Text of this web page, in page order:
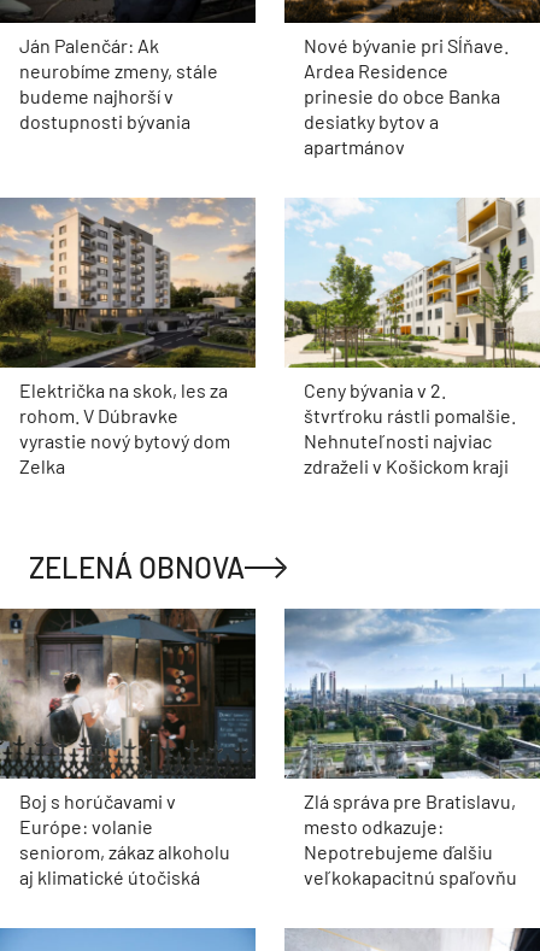
Ján Palenčár: Ak
neurobíme zmeny, stále
budeme najhorší v
dostupnosti bývania
Nové bývanie pri Sĺňave.
Ardea Residence
prinesie do obce Banka
desiatky bytov a
apartmánov
Električka na skok, les za
rohom. V Dúbravke
vyrastie nový bytový dom
Zelka
Ceny bývania v 2.
štvrťroku rástli pomalšie.
Nehnuteľnosti najviac
zdraželi v Košickom kraji
ZELENÁ OBNOVA
Boj s horúčavami v
Európe: volanie
seniorom, zákaz alkoholu
aj klimatické útočiská
Zlá správa pre Bratislavu,
mesto odkazuje:
Nepotrebujeme ďalšiu
veľkokapacitnú spaľovňu